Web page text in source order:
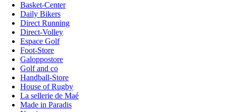
Basket-Center
Daily Bikers
Direct Running
Direct-Volley
Espace Golf
Foot-Store
Galoppostore
Golf and co
Handball-Store
House of Rugby
La sellerie de Maé
Made in Paradis